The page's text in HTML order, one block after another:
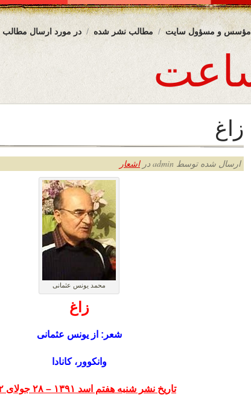
در مورد ارسال مطالب مطالب نشر شده مؤسس و مسؤول سایت
زاغ
ارسال شده توسط admin در اشعار
محمد یونس عثمانی
زاغ
شعر: از یونس عثمانی
وانکوور، کانادا
تاریخ نشر شنبه هفتم اسد ۱۳۹۱ – ۲۸ جولای ۲۰۱۲